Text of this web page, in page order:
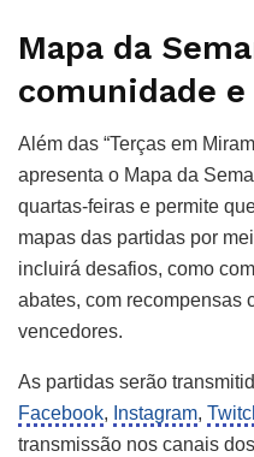
Mapa da
comunidade
Além das “Terças em
apresenta o Mapa da
quartas-feiras e permite
mapas das partidas por
incluirá desafios, como
abates, com recompensas
vencedores.
As partidas serão
Facebook, Instagram,
transmissão nos canais